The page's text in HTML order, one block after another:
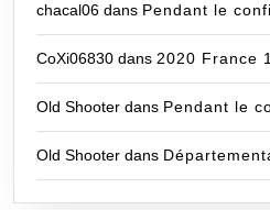
chacal06 dans Pendant le
CoXi06830 dans 2020 France
Old Shooter dans Pendant le
Old Shooter dans